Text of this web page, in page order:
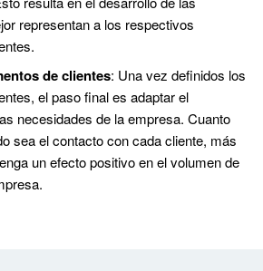
representan a los respectivos
de clientes: Una vez definidos los
el paso final es adaptar el
necesidades de la empresa. Cuanto
sea el contacto con cada cliente, más
un efecto positivo en el volumen de